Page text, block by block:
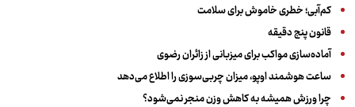
کم‌آبی؛ خطری خاموش برای سلامت
قانون پنج دقیقه
آماده‌سازی مواکب برای میزبانی از زائران رضوی
ساعت هوشمند اوپو، میزان چربی‌سوزی را اطلاع می‌دهد
چرا ورزش همیشه به کاهش وزن منجر نمی‌شود؟